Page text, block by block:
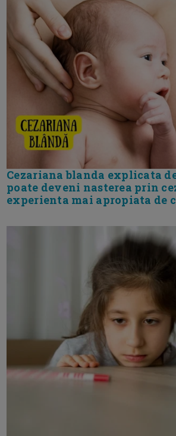
Cezariana blanda explicata
poate deveni nasterea prin
experienta mai apropiata de